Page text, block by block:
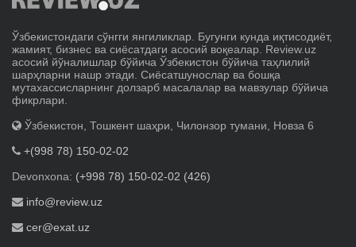
Ўзбекистондаги сўнгги янгиликлар. Бугунги кунда иқтисодиёт,
жамият, бизнес ва сиёсатдаги асосий воқеалар. Review.uz
асосий йўналишлар бўйича Ўзбекистон бўйича таҳлилий
шарҳларни нашр этади. Сиёсатшунослар ва бошқа
мутахассисларнинг долзарб масалалар ва мавзулар бўйича
фикрлари.
Ўзбекистон, Тошкент шаҳри, Чилонзор тумани, Новза 6
+(998 78) 150-02-02
Devonxona: (+998 78) 150-02-02 (426)
info@review.uz
cer@exat.uz